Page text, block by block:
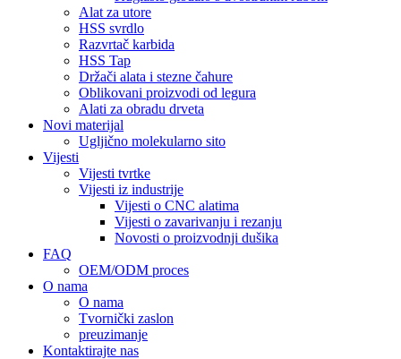
Alat za utore
HSS svrdlo
Razvrtač karbida
HSS Tap
Držači alata i stezne čahure
Oblikovani proizvodi od legura
Alati za obradu drveta
Novi materijal
Ugljično molekularno sito
Vijesti
Vijesti tvrtke
Vijesti iz industrije
Vijesti o CNC alatima
Vijesti o zavarivanju i rezanju
Novosti o proizvodnji dušika
FAQ
OEM/ODM proces
O nama
O nama
Tvornički zaslon
preuzimanje
Kontaktirajte nas